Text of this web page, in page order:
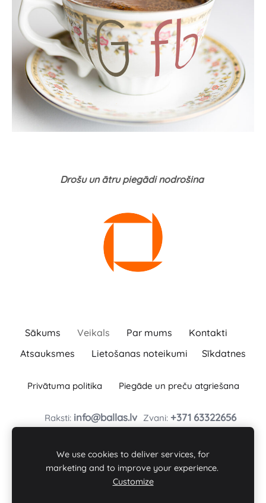
Drošu un ātru piegādi nodrošina
Sākums Veikals Par mums
Kontakti
Atsauksmes
Lietošanas noteikumi Sīkdatnes
Privātuma politika Piegāde un preču atgriešana
Raksti: info@ballas.lv Zvani: +371 63322656
Baļļas, Kuldīgas novads, Turlavas pagasts, LV-3329
Reģ. Nr. : 46101008197
We use cookies to deliver services, for
marketing and to improve your experience.
Customize